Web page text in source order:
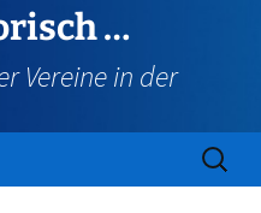
…
Vereine in der
Suchen
nach: